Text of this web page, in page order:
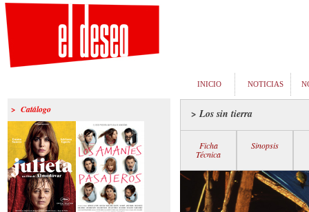
INICIO NOTICIAS
> Catálogo > Los sin tierra
Ficha
Técnica
Sinopsis